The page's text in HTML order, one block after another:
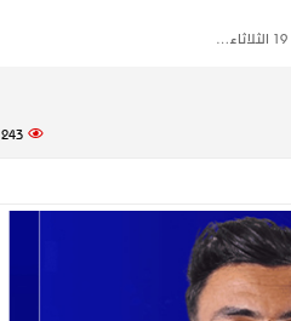
243